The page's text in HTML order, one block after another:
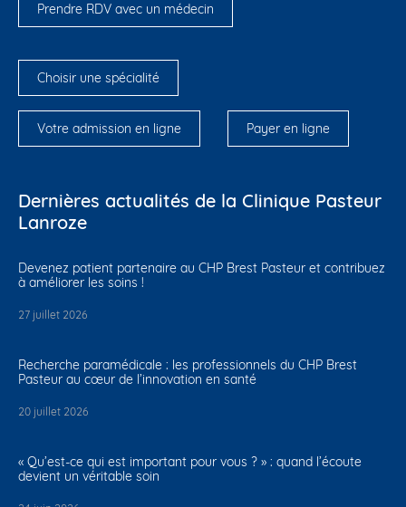
Prendre RDV avec un médecin
Choisir une spécialité
Votre admission en ligne Payer en ligne
Dernières actualités de la Clinique Pasteur
Lanroze
Devenez patient partenaire au CHP Brest Pasteur et contribuez
à améliorer les soins !
27 juillet 2026
Recherche paramédicale : les professionnels du CHP Brest
Pasteur au cœur de l’innovation en santé
20 juillet 2026
« Qu’est-ce qui est important pour vous ? » : quand l’écoute
devient un véritable soin